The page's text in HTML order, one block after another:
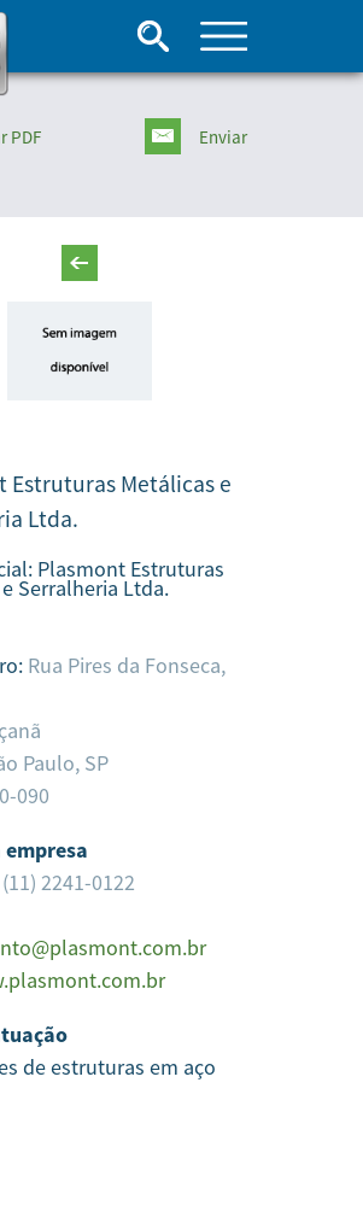
PDF Enviar
Estruturas Metálicas e
Ltda.
Plasmont Estruturas
Serralheria Ltda.
Rua Pires da Fonseca,
Paulo, SP
090
empresa
(11) 2241-0122
de estruturas em aço